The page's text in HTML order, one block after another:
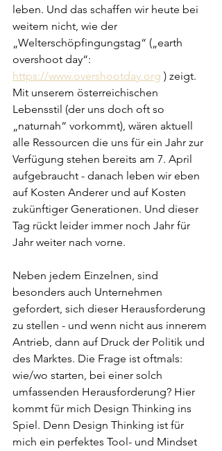
leben. Und das schaffen wir heute bei
weitem nicht, wie der
„Welterschöpfingungstag“ („earth
overshoot day“:
https://www.overshootday.org ) zeigt.
Mit unserem österreichischen
Lebensstil (der uns doch oft so
„naturnah“ vorkommt), wären aktuell
alle Ressourcen die uns für ein Jahr zur
Verfügung stehen bereits am 7. April
aufgebraucht - danach leben wir eben
auf Kosten Anderer und auf Kosten
zukünftiger Generationen. Und dieser
Tag rückt leider immer noch Jahr für
Jahr weiter nach vorne.
Neben jedem Einzelnen, sind
besonders auch Unternehmen
gefordert, sich dieser Herausforderung
zu stellen - und wenn nicht aus innerem
Antrieb, dann auf Druck der Politik und
des Marktes. Die Frage ist oftmals:
wie/wo starten, bei einer solch
umfassenden Herausforderung? Hier
kommt für mich Design Thinking ins
Spiel. Denn Design Thinking ist für
mich ein perfektes Tool- und Mindset